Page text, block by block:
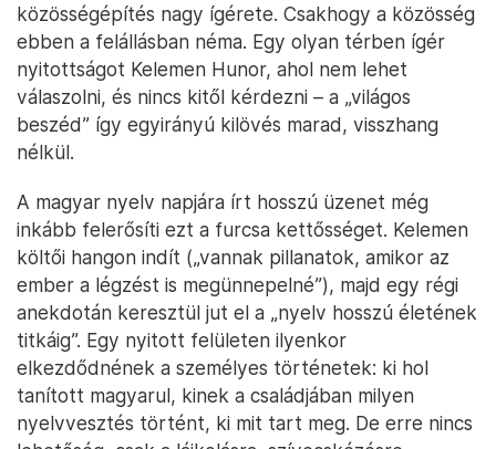
közösségépítés nagy ígérete. Csakhogy a közösség
ebben a felállásban néma. Egy olyan térben ígér
nyitottságot Kelemen Hunor, ahol nem lehet
válaszolni, és nincs kitől kérdezni – a „világos
beszéd” így egyirányú kilövés marad, visszhang
nélkül.
A magyar nyelv napjára írt hosszú üzenet még
inkább felerősíti ezt a furcsa kettősséget. Kelemen
költői hangon indít („vannak pillanatok, amikor az
ember a légzést is megünnepelné”), majd egy régi
anekdotán keresztül jut el a „nyelv hosszú életének
titkáig”. Egy nyitott felületen ilyenkor
elkezdődnének a személyes történetek: ki hol
tanított magyarul, kinek a családjában milyen
nyelvvesztés történt, ki mit tart meg. De erre nincs